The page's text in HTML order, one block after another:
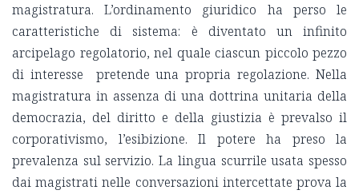
magistratura. L’ordinamento giuridico ha perso le
caratteristiche di sistema: è diventato un infinito
arcipelago regolatorio, nel quale ciascun piccolo pezzo
di interesse pretende una propria regolazione. Nella
magistratura in assenza di una dottrina unitaria della
democrazia, del diritto e della giustizia è prevalso il
corporativismo, l’esibizione. Il potere ha preso la
prevalenza sul servizio. La lingua scurrile usata spesso
dai magistrati nelle conversazioni intercettate prova la